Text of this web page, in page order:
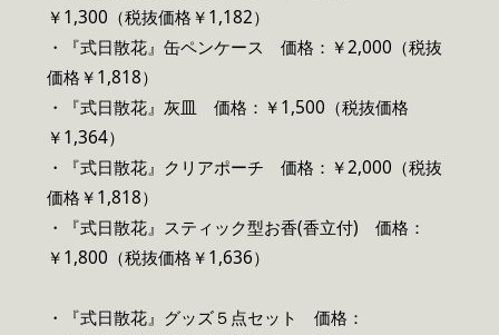
￥1,300（税抜価格￥1,182）
・『式日散花』缶ペンケース 価格：￥2,000（税抜
価格￥1,818）
・『式日散花』灰皿 価格：￥1,500（税抜価格
￥1,364）
・『式日散花』クリアポーチ 価格：￥2,000（税抜
価格￥1,818）
・『式日散花』スティック型お香(香立付) 価格：
￥1,800（税抜価格￥1,636）
・『式日散花』グッズ５点セット 価格：